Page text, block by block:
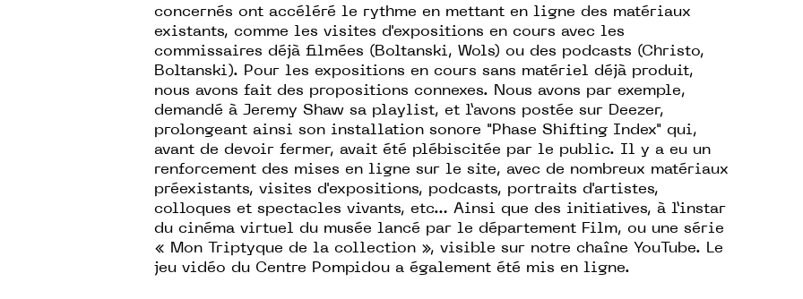
concernés ont accéléré le rythme en mettant en ligne des matériaux
existants, comme les visites d'expositions en cours avec les
commissaires déjà filmées (Boltanski, Wols) ou des podcasts (Christo,
Boltanski). Pour les expositions en cours sans matériel déjà produit,
nous avons fait des propositions connexes. Nous avons par exemple,
demandé à Jeremy Shaw sa playlist, et l’avons postée sur Deezer,
prolongeant ainsi son installation sonore "Phase Shifting Index" qui,
avant de devoir fermer, avait été plébiscitée par le public. Il y a eu un
renforcement des mises en ligne sur le site, avec de nombreux matériaux
préexistants, visites d'expositions, podcasts, portraits d'artistes,
colloques et spectacles vivants, etc… Ainsi que des initiatives, à l’instar
du cinéma virtuel du musée lancé par le département Film, ou une série
« Mon Triptyque de la collection », visible sur notre chaîne YouTube. Le
jeu vidéo du Centre Pompidou a également été mis en ligne.